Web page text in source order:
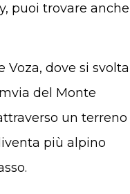
puoi trovare anche
Voza, dove si svolta
del Monte
un terreno
più alpino